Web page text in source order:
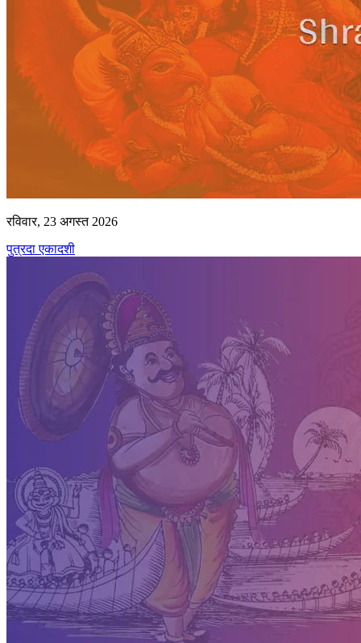
रविवार, 23 अगस्त 2026
पुत्रदा एकादशी